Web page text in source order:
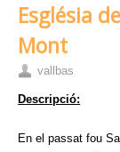
Església
Mont
vallbas
Descripció:
En el passat fou